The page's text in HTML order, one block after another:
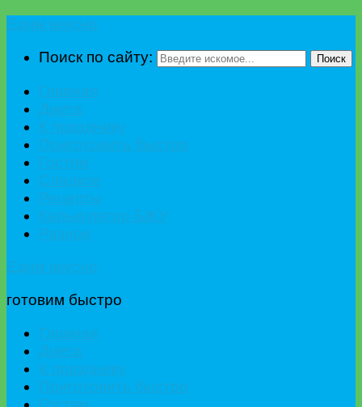
Поиск по сайту:
Поиск
готовим быстро